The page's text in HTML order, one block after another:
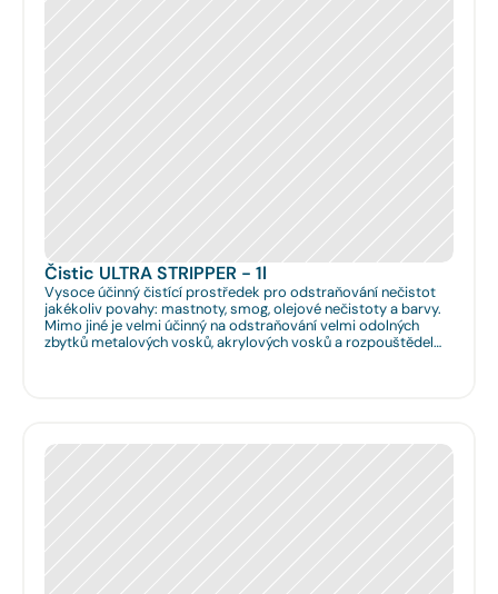
Čistic ULTRA STRIPPER - 1l
Vysoce účinný čistící prostředek pro odstraňování nečistot
jakékoliv povahy: mastnoty, smog, olejové nečistoty a barvy.
Mimo jiné je velmi účinný na odstraňování velmi odolných
zbytků metalových vosků, akrylových vosků a rozpouštědel